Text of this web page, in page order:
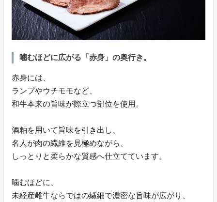
噛むほどに広がる「赤身」の奥行き。
赤身には、
ランプやウチモモなど、
和牛本来の旨味が際立つ部位を使用。
酒粕を用いて旨味を引き出し、
名人が肉の繊維を見極めながら、
しっとりと柔らかな質感へ仕立てています。
噛むほどに、
未経産雌牛ならではの繊細で濃密な旨味が広がり、